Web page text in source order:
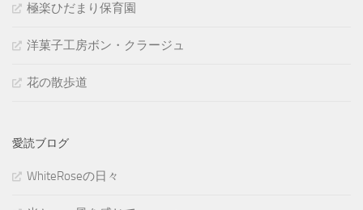
極楽ひだまり保育園
洋菓子工房ボン・クラージュ
花の散歩道
愛読ブログ
WhiteRoseの日々